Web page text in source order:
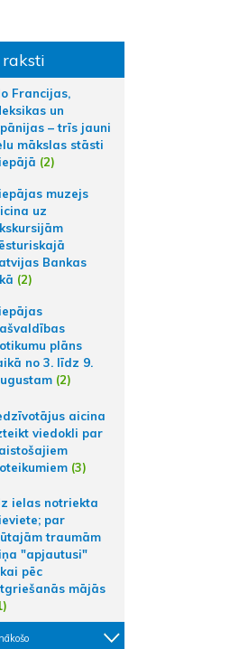
Francijas,
un
– trīs jauni
mākslas stāsti
(2)
muzejs
uz
Bankas
(2)
plāns
no 3. līdz 9.
(2)
aicina
viedokli par
(3)
ielas notriekta
par
traumām
"apjautusi"
pēc
mājās